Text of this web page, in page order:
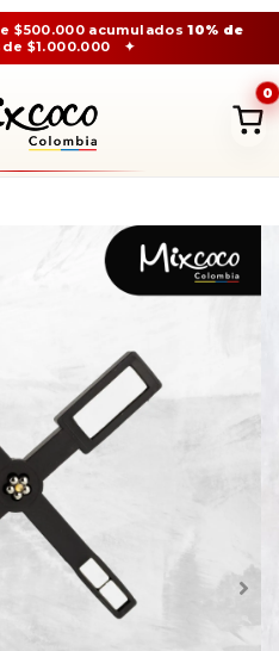
$500.000 acumulados10% de
$1.000.000 ✦
0